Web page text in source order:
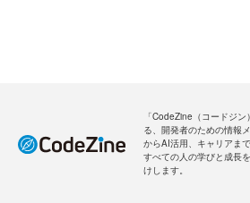
「CodeZine（コードジ
る、開発者のための情報
からAI活用、キャリアま
すべての人の学びと成長
けします。